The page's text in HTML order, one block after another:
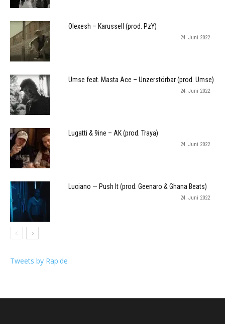
Olexesh – Karussell (prod. PzY)
24. Juni 2022
Umse feat. Masta Ace – Unzerstörbar (prod. Umse)
24. Juni 2022
Lugatti & 9ine – AK (prod. Traya)
24. Juni 2022
Luciano — Push It (prod. Geenaro & Ghana Beats)
24. Juni 2022
Tweets by Rap.de